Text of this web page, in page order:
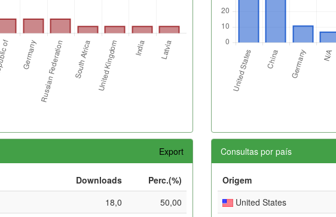
Export
Downloads
Perc.(%)
18,0
50,00
Consultas por país
Origem
United States